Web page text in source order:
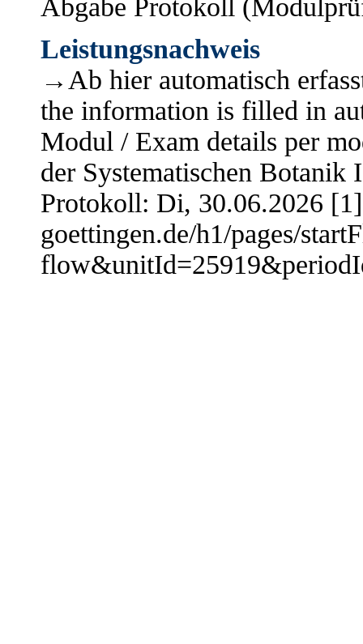
Abgabe Protokoll
Leistungsnachweis
→Ab hier automatisch
the information is filled in
Modul / Exam details per
der Systematischen
Protokoll: Di, 30.06.2026
goettingen.de/h1/pages/